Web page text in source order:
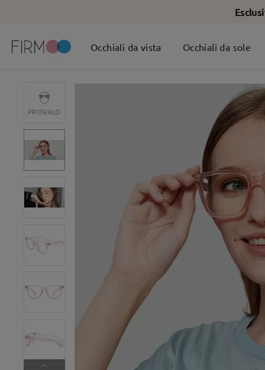
Occhiali da vista Occhiali da sole
PROVALO